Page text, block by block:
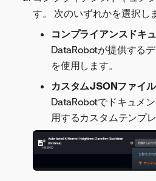
す。 次のいずれかを選択し
コンプライアンスドキ
DataRobotが提供する
を使用します。
カスタムJSONファイ
DataRobotでドキュメ
用するカスタムテンプ